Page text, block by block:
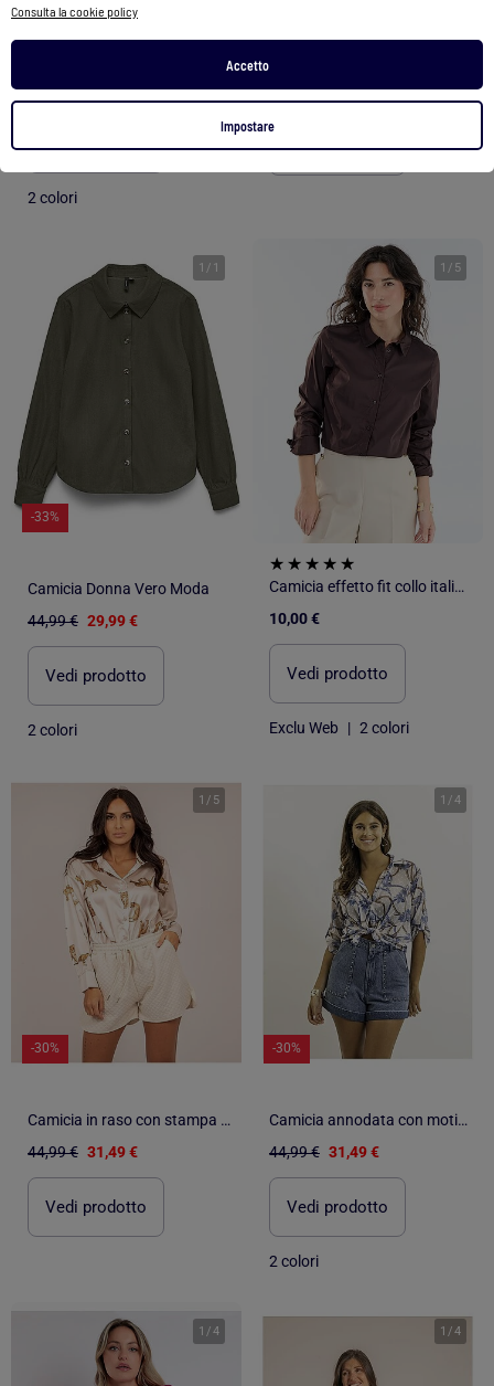
Consulta la cookie policy
Accetto
Impostare
10,00 €
Vedi prodotto
2 colori
34,99 € 9,99 €
Vedi prodotto
1 / 1
-33%
Camicia Donna Vero Moda
44,99 € 29,99 €
Vedi prodotto
2 colori
1 / 5
Camicia effetto fit collo italiano
10,00 €
Vedi prodotto
Exclu Web | 2 colori
1 / 5
-30%
Camicia in raso con stampa ORACIO
44,99 € 31,49 €
Vedi prodotto
1 /4
-30%
Camicia annodata con motivi OBERDA
44,99 € 31,49 €
Vedi prodotto
2 colori
1 /4 1 /4